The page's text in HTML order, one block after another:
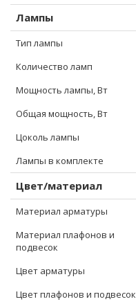
Лампы
Тип лампы
Количество ламп
Мощность лампы, Вт
Общая мощность, Вт
Цоколь лампы
Лампы в комплекте
Цвет/материал
Материал арматуры
Материал плафонов и
подвесок
Цвет арматуры
Цвет плафонов и подвесок